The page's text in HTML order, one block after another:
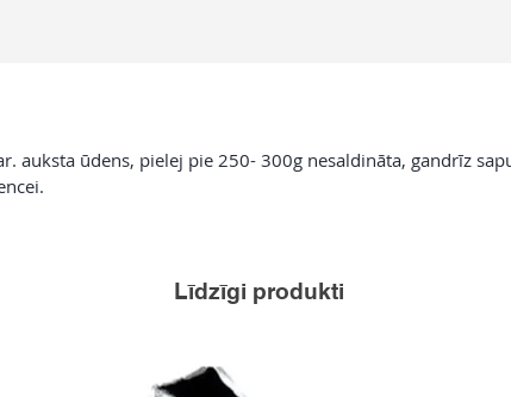
auksta ūdens, pielej pie 250- 300g nesaldināta, gandrīz
Līdzīgi produkti